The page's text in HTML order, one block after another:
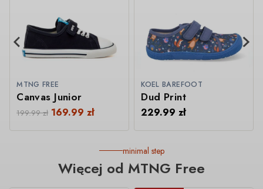
MTNG FREE
Canvas Junior
199.99zł 169.99zł
KOEL BAREFOOT
Dud Print
229.99zł
minimal step
Więcej od MTNG Free